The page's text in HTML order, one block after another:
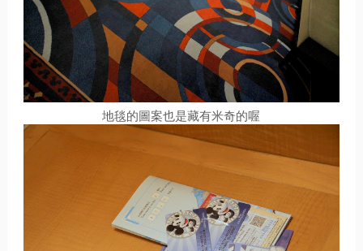
地毯的圖案也是藏有米奇的喔